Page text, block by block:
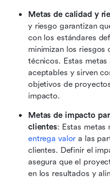
Metas de calidad y
y riesgo garantizan
con los estándares
minimizan los riesgos
técnicos. Estas
aceptables y sirven
objetivos de
impacto.
Metas de impacto
clientes: Estas metas
entrega valor a las
clientes. Definir el
asegura que el
en los resultados y